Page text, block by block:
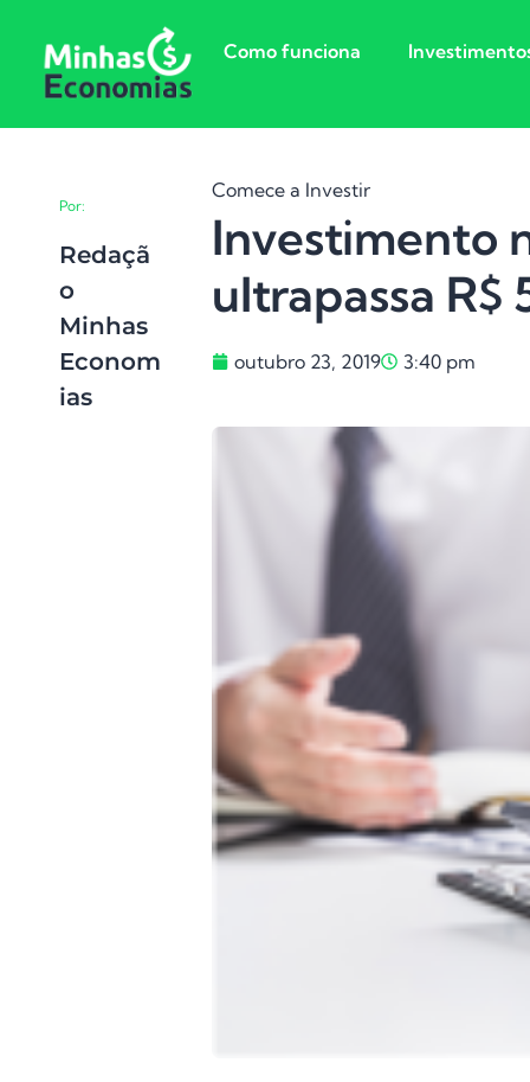
Como funciona
Por:
Redaçã
O
Minhas
Econom
Ias
Comece a Investir
Investimento
ultrapassa R$
outubro 23, 2019 3:40 pm